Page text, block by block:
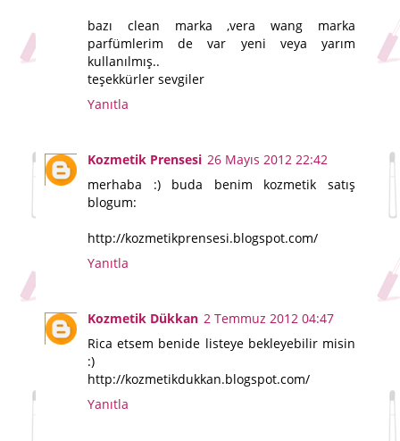
bazı clean marka ,vera wang marka
parfümlerim de var yeni veya yarım
kullanılmış..
teşekkürler sevgiler
Yanıtla
Kozmetik Prensesi 26 Mayıs 2012 22:42
merhaba :) buda benim kozmetik satış
blogum:
http://kozmetikprensesi.blogspot.com/
Yanıtla
Kozmetik Dükkan 2 Temmuz 2012 04:47
Rica etsem benide listeye bekleyebilir misin
:)
http://kozmetikdukkan.blogspot.com/
Yanıtla